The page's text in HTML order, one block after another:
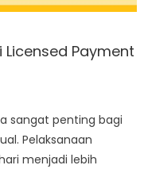
Licensed Payment
sangat penting bagi
Pelaksanaan
menjadi lebih